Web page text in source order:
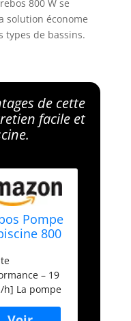
800 W se
solution économe
types de bassins.
de cette
facile et
Pompe
800
avec
&
l/h |
de
– 19
h] La pompe
de 800